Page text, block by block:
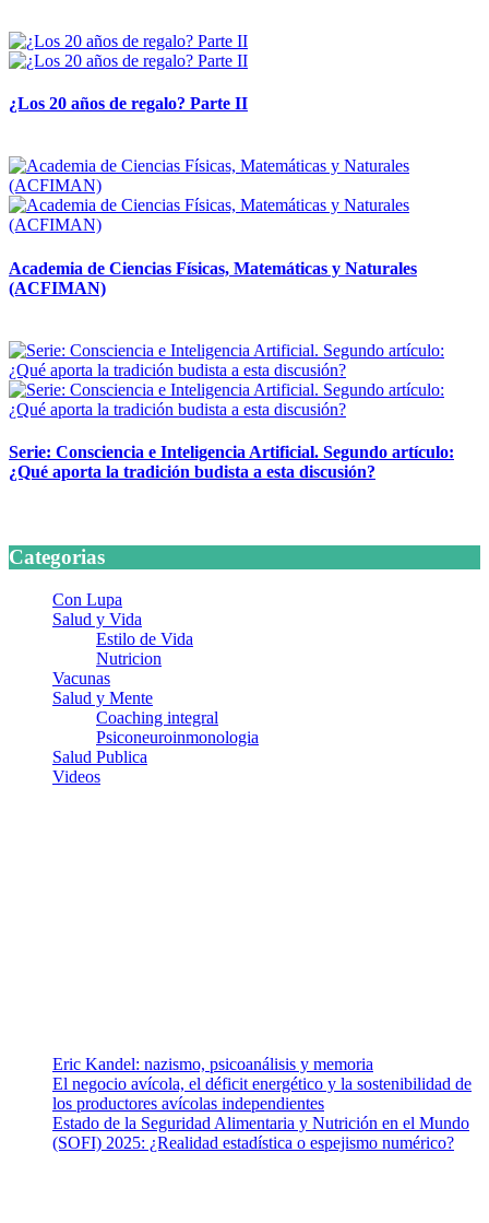
¿Los 20 años de regalo? Parte II
Academia de Ciencias Físicas, Matemáticas y Naturales
(ACFIMAN)
Serie: Consciencia e Inteligencia Artificial. Segundo artículo:
¿Qué aporta la tradición budista a esta discusión?
Categorias
Con Lupa
Salud y Vida
Estilo de Vida
Nutricion
Vacunas
Salud y Mente
Coaching integral
Psiconeuroinmonologia
Salud Publica
Videos
Eric Kandel: nazismo, psicoanálisis y memoria
El negocio avícola, el déficit energético y la sostenibilidad de
los productores avícolas independientes
Estado de la Seguridad Alimentaria y Nutrición en el Mundo
(SOFI) 2025: ¿Realidad estadística o espejismo numérico?